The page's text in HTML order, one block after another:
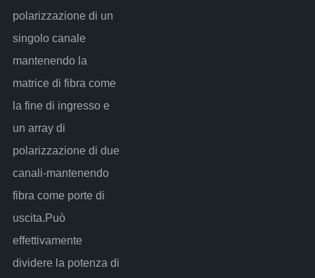
polarizzazione di un
singolo canale
mantenendo la
matrice di fibra come
la fine di ingresso e
un array di
polarizzazione di due
canali-mantenendo
fibra come porte di
uscita.Può
effettivamente
dividere la potenza di